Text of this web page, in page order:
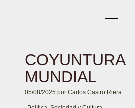
COYUNTURA
MUNDIAL
05/08/2025 por Carlos Castro Riera